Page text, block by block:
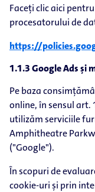
Faceți clic aici
procesatorului de
https://
1.1.3 Google Ads și
Pe baza
online, în sensul art.
utilizăm serviciile
Amphitheatre
("Google").
În scopuri de
cookie-uri și prin